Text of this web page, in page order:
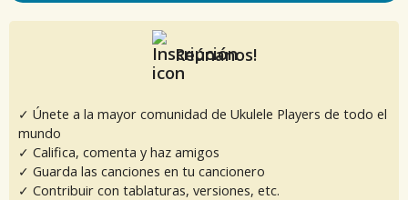
Reúnanos!
✓ Únete a la mayor comunidad de Ukulele Players de todo el
mundo
✓ Califica, comenta y haz amigos
✓ Guarda las canciones en tu cancionero
✓ Contribuir con tablaturas, versiones, etc.